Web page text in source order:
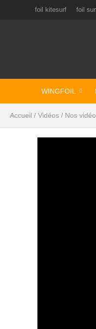
foil kitesurf foil
WINGFOIL
Accueil / Vidéos / Nos